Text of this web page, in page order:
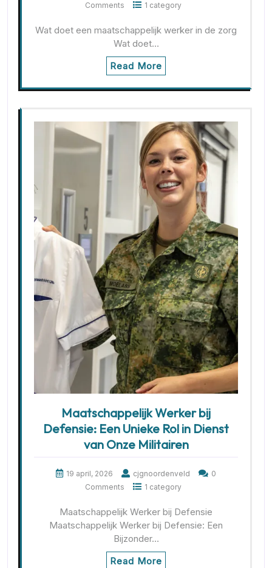
Comments
1 category
Wat doet een maatschappelijk werker in de zorg
Wat doet…
Read More
Maatschappelijk Werker bij
Defensie: Een Unieke Rol in Dienst
van Onze Militairen
19 april, 2026 cjgnoordenveld
0
Comments
1 category
Maatschappelijk Werker bij Defensie
Maatschappelijk Werker bij Defensie: Een
Bijzonder…
Read More